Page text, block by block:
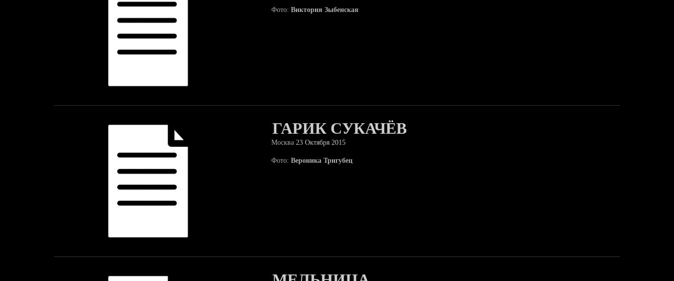
Фото: Виктория Зыбенская
ГАРИК СУКАЧЁВ
Москва 23 Октября 2015
Фото: Вероника Тригубец